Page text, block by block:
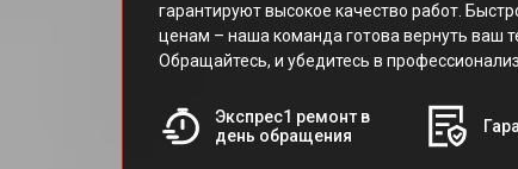
гарантируют высокое качество работ.
ценам – наша команда готова вернуть ваш
Обращайтесь, и убедитесь в
Экспрес1 ремонт в
день обращения